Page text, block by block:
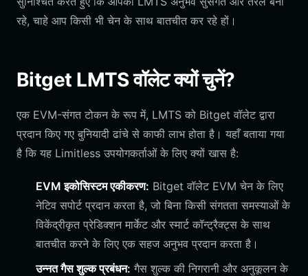
रहे, चाहे आप किसी भी चेन के साथ बातचीत कर रहे हों।
Bitget LMTS वॉलेट क्यों चुनें?
एक EVM-संगत टोकन के रूप में, LMTS को Bitget वॉलेट द्वारा
प्रदान किए गए बुनियादी ढांचे से काफी लाभ होता है। यहाँ बताया गया
है कि यह Limitless उपयोगकर्ताओं के लिए क्यों खास है:
EVM इकोसिस्टम एकीकरण: Bitget वॉलेट EVM चेन के लिए
नेटिव सपोर्ट प्रदान करता है, जो बिना किसी संगतता समस्याओं के
विकेंद्रीकृत प्रेडिक्शन मार्केट और स्मार्ट कॉन्ट्रैक्ट्स के साथ
बातचीत करने के लिए एक सहज अनुभव प्रदान करता है।
उन्नत गैस शुल्क प्रबंधन: गैस शुल्क की निगरानी और अनुकूलन के